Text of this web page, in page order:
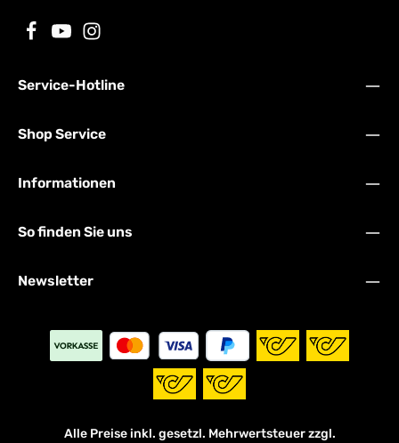
Service-Hotline
Shop Service
Informationen
So finden Sie uns
Newsletter
Alle Preise inkl. gesetzl. Mehrwertsteuer zzgl.